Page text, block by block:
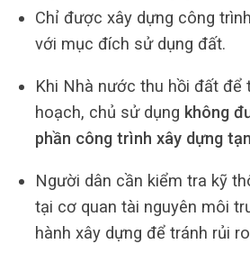
Chỉ được xây dựng công trình
với mục đích sử dụng đất.
Khi Nhà nước thu hồi đất để
hoạch, chủ sử dụng không
phần công trình xây dựng
Người dân cần kiểm tra kỹ
tại cơ quan tài nguyên môi
hành xây dựng để tránh rủi